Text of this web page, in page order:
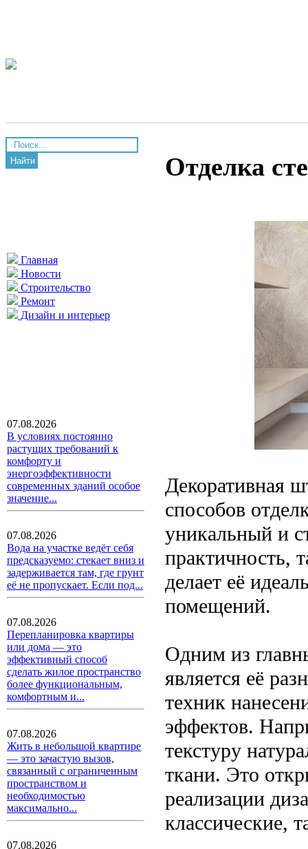
Найти
Главная
Новости
Строительство
Ремонт
Дизайн и интерьер
07.08.2026
В условиях постоянно
растущих требований к
комфорту и
энергоэффективности
современных зданий особое
значение...
07.08.2026
Вода на участке ведёт себя
предсказуемо: стекает вниз и
задерживается там, где грунт
её не пропускает. Если под...
07.08.2026
Перепланировка квартиры
или дома — это
эффективный способ
сделать жилое пространство
более функциональным,
комфортным и...
07.08.2026
Жить в небольшой квартире
— это зачастую вызов,
связанный с ограниченным
пространством и
необходимостью
максимально...
07.08.2026
Отделка
Декоративная
способов
уникальный и
практичность,
делает её
помещений.
Одним из
является её
техник
эффектов.
текстуру
ткани. Это
реализации
классические,